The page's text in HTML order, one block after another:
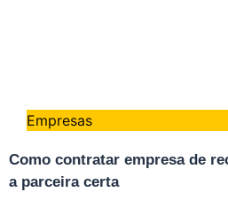
Empresas
Como contratar empresa de
a parceira certa